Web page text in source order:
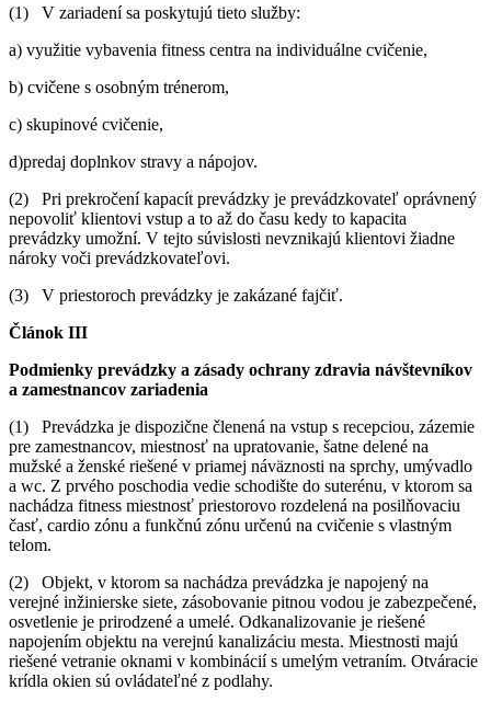
(1) V zariadení sa poskytujú tieto služby:
a) využitie vybavenia fitness centra na individuálne cvičenie,
b) cvičene s osobným trénerom,
c) skupinové cvičenie,
d)predaj doplnkov stravy a nápojov.
(2) Pri prekročení kapacít prevádzky je prevádzkovateľ oprávnený
nepovoliť klientovi vstup a to až do času kedy to kapacita
prevádzky umožní. V tejto súvislosti nevznikajú klientovi žiadne
nároky voči prevádzkovateľovi.
(3) V priestoroch prevádzky je zakázané fajčiť.
Článok III
Podmienky prevádzky a zásady ochrany zdravia návštevníkov
a zamestnancov zariadenia
(1) Prevádzka je dispozične členená na vstup s recepciou, zázemie
pre zamestnancov, miestnosť na upratovanie, šatne delené na
mužské a ženské riešené v priamej náväznosti na sprchy, umývadlo
a wc. Z prvého poschodia vedie schodište do suterénu, v ktorom sa
nachádza fitness miestnosť priestorovo rozdelená na posilňovaciu
časť, cardio zónu a funkčnú zónu určenú na cvičenie s vlastným
telom.
(2) Objekt, v ktorom sa nachádza prevádzka je napojený na
verejné inžinierske siete, zásobovanie pitnou vodou je zabezpečené,
osvetlenie je prirodzené a umelé. Odkanalizovanie je riešené
napojením objektu na verejnú kanalizáciu mesta. Miestnosti majú
riešené vetranie oknami v kombinácií s umelým vetraním. Otváracie
krídla okien sú ovládateľné z podlahy.